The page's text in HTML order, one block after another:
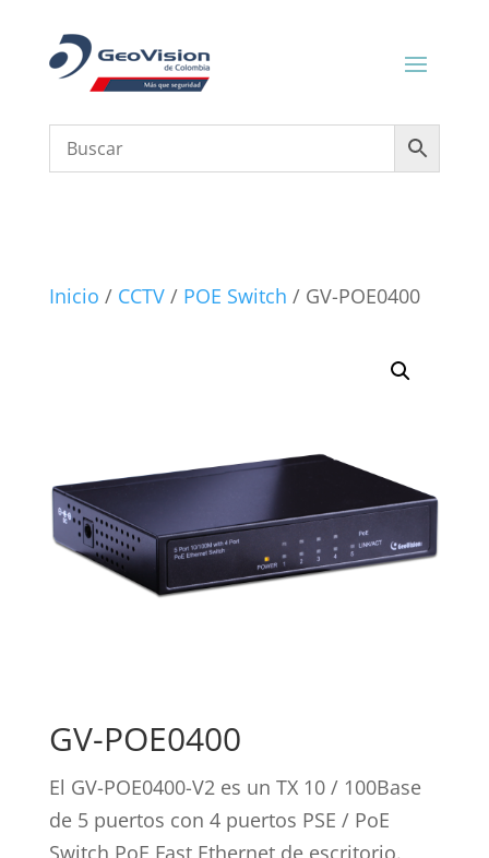
Inicio / CCTV/ POE Switch / GV-POE0400
GV-POE0400
El GV-POE0400-V2 es un TX 10 / 100Base
de 5 puertos con 4 puertos PSE / PoE